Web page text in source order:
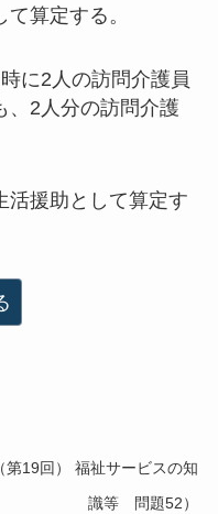
算定する。
に2人の訪問介護員
、2人分の訪問介護
活援助として算定す
第19回） 福祉サービスの知
識等 問題52）